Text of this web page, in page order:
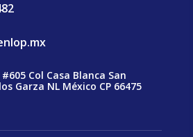
Col Casa Blanca San
Garza NL México CP 66475